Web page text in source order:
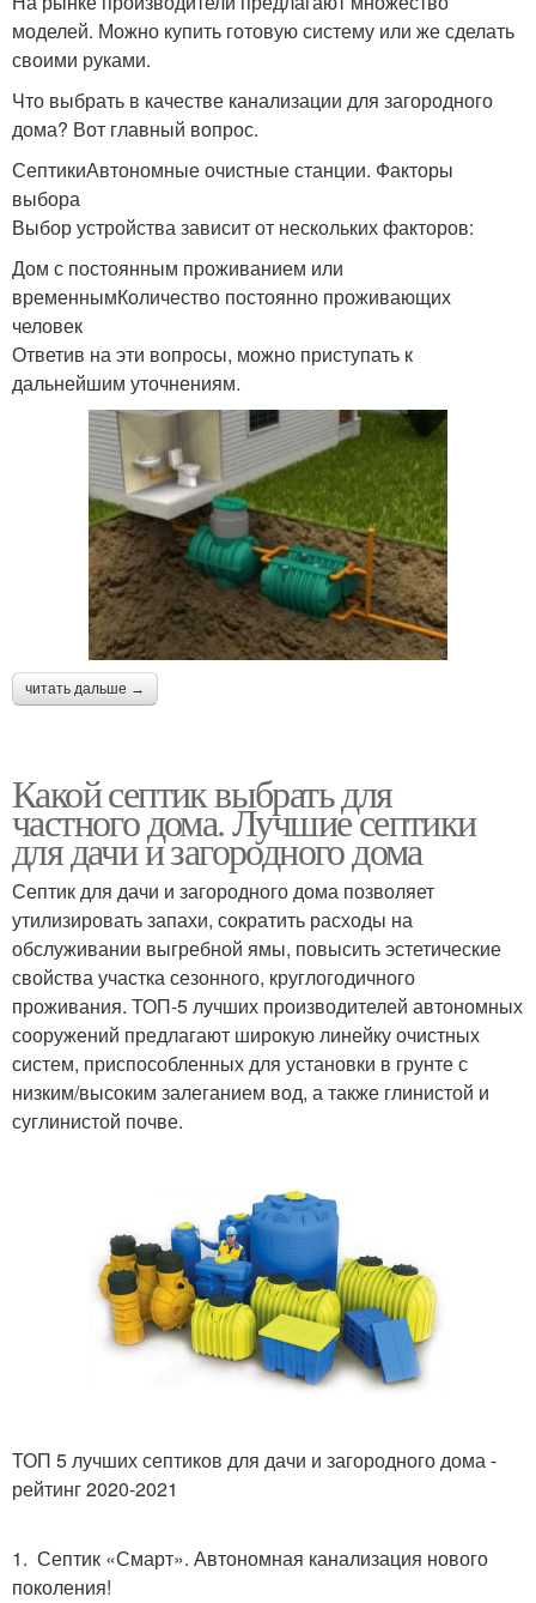
моделей. Можно купить готовую систему или же сделать
своими руками.
Что выбрать в качестве канализации для загородного
дома? Вот главный вопрос.
СептикиАвтономные очистные станции. Факторы
выбора
Выбор устройства зависит от нескольких факторов:
Дом с постоянным проживанием или
временнымКоличество постоянно проживающих
человек
Ответив на эти вопросы, можно приступать к
дальнейшим уточнениям.
читать дальше →
Какой септик выбрать для
частного дома. Лучшие септики
для дачи и загородного дома
Септик для дачи и загородного дома позволяет
утилизировать запахи, сократить расходы на
обслуживании выгребной ямы, повысить эстетические
свойства участка сезонного, круглогодичного
проживания. ТОП-5 лучших производителей автономных
сооружений предлагают широкую линейку очистных
систем, приспособленных для установки в грунте с
низким/высоким залеганием вод, а также глинистой и
суглинистой почве.
ТОП 5 лучших септиков для дачи и загородного дома -
рейтинг 2020-2021
1. Септик «Смарт». Автономная канализация нового
поколения!